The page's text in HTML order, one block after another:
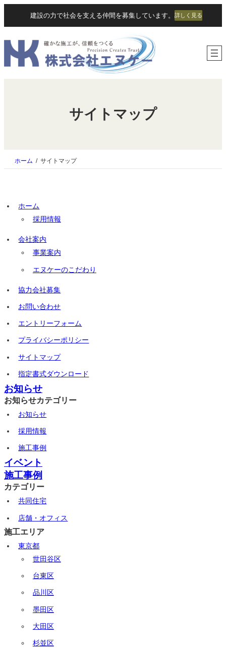
を
プ
建設の力で社会を支える仲間を募集しています。 詳しく見る
サイトマップ
ホーム サイトマップ
ホーム
採用情報
会社案内
事業案内
エヌケーのこだわり
協力会社募集
お問い合わせ
エントリーフォーム
プライバシーポリシー
サイトマップ
指定書式ダウンロード
お知らせ
お知らせカテゴリー
お知らせ
採用情報
施工事例
イベント
施工事例
カテゴリー
共同住宅
店舗・オフィス
施工エリア
東京都
世田谷区
台東区
品川区
墨田区
大田区
杉並区